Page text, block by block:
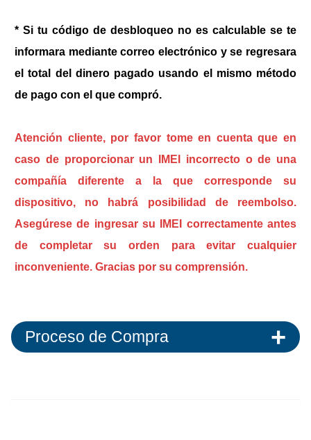
* Si tu código de desbloqueo no es calculable se te
informara mediante correo electrónico y se regresara
el total del dinero pagado usando el mismo método
de pago con el que compró.
Atención cliente, por favor tome en cuenta que en
caso de proporcionar un IMEI incorrecto o de una
compañía diferente a la que corresponde su
dispositivo, no habrá posibilidad de reembolso.
Asegúrese de ingresar su IMEI correctamente antes
de completar su orden para evitar cualquier
inconveniente. Gracias por su comprensión.
Proceso de Compra